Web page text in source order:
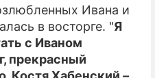
Ивана и
в восторге. "Я
с Иваном
прекрасный